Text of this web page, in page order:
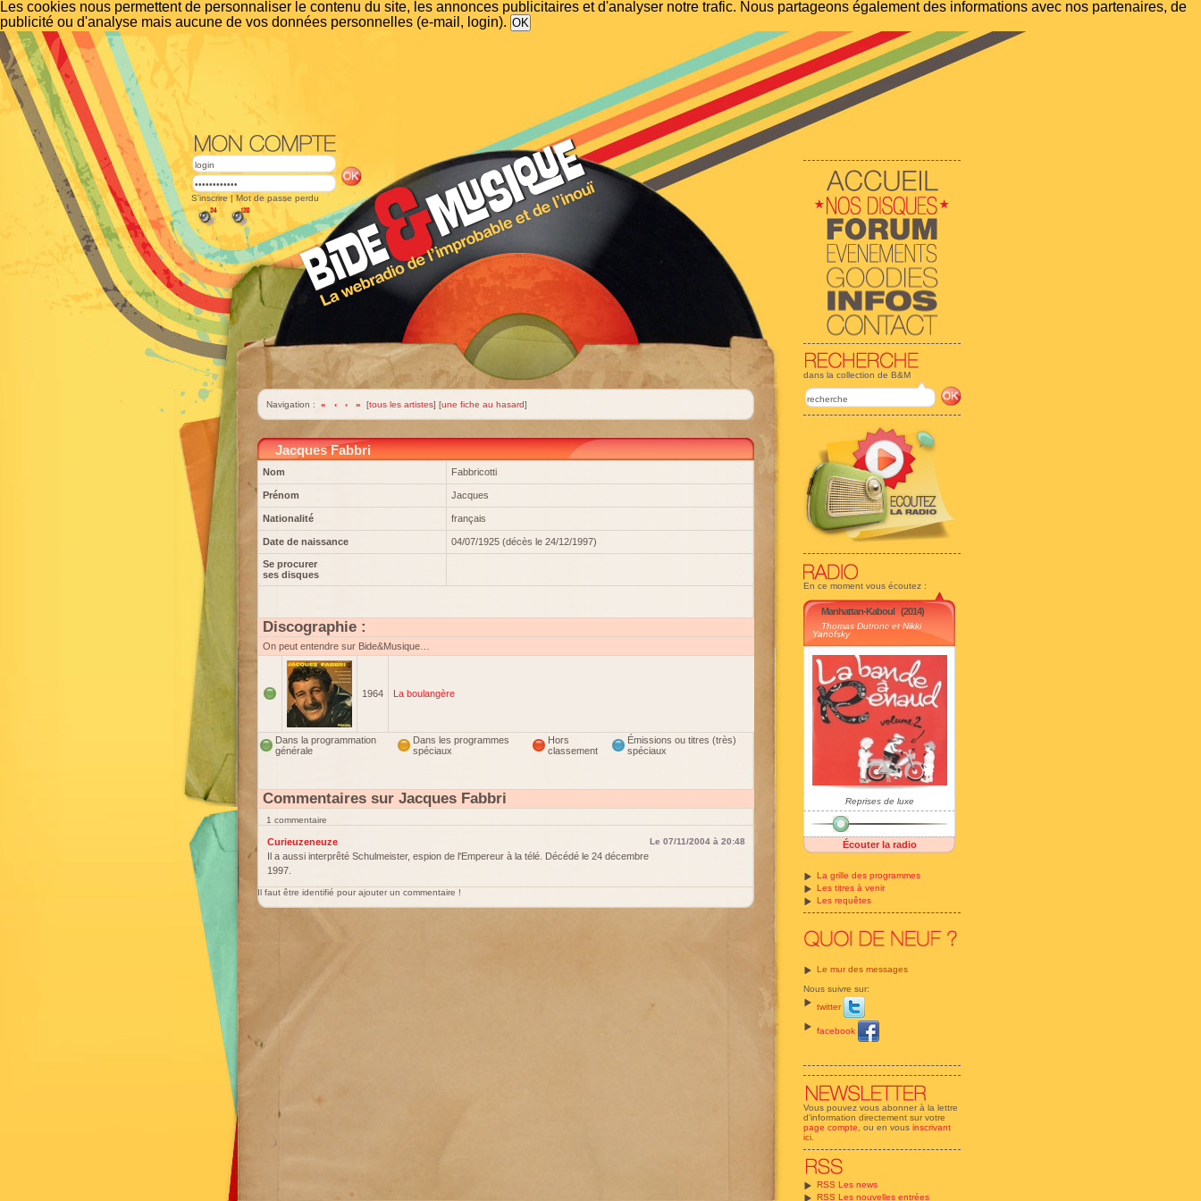
Les cookies nous permettent de personnaliser le contenu du site, les annonces publicitaires et d'analyser notre trafic. Nous partageons également des informations avec nos partenaires, de
publicité ou d'analyse mais aucune de vos données personnelles (e-mail, login).
dans la collection de B&M
En ce moment vous écoutez :
Manhattan-Kaboul (2014)
Thomas Dutronc et Nikki
Yanofsky
Reprises de luxe
Écouter la radio
La grille des programmes
Les titres à venir
Les requêtes
Le mur des messages
Nous suivre sur:
twitter
facebook
Vous pouvez vous abonner à la lettre
d'information directement sur votre
page compte , ou en vous inscrivant
ici
RSS Les news
RSS Les nouvelles entrées
S'inscrire | Mot de passe perdu
Navigation : « ‹ › » [tous les artistes] [une fiche au hasard]
Jacques Fabbri
Nom Fabbricotti
Prénom Jacques
Nationalité français
Date de naissance 04/07/1925 (décès le 24/12/1997)
Se procurer
ses disques
Discographie :
On peut entendre sur Bide&Musique…
1964 La boulangère
Dans la programmation
générale
Dans les programmes
spéciaux
Hors
classement
Émissions ou titres (très)
spéciaux
Commentaires sur Jacques Fabbri
1 commentaire
Curieuzeneuze Le 07/11/2004 à 20:48
Il a aussi interprêté Schulmeister, espion de l'Empereur à la télé. Décédé le 24 décembre
1997.
Il faut être identifié pour ajouter un commentaire !